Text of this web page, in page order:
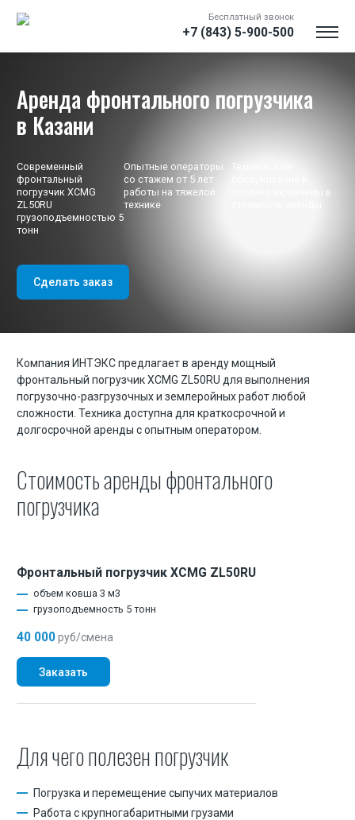
Бесплатный звонок
+7 (843) 5-900-500
Вакансии
Логист
Инженер сметчик
Машинист экскаватора на гидравлических ножницах
Скачать презентацию (в ПДФ)
Допуск СРО и лицензии
Демонтаж элеваторов
Демонтаж силосных башен
Демонтаж монолитных конструкций
Демонтаж фундамента
Демонтаж внутри зданий мини-техникой
Демонтаж ангаров
Демонтаж резервуаров
Аренда фронтального погрузчика
в Казани
Современный
фронтальный
погрузчик XCMG
ZL50RU
грузоподъемностью 5
тонн
Опытные операторы
со стажем от 5 лет
работы на тяжелой
технике
Техническое
топливо включены в
Сделать заказ
Компания ИНТЭКС предлагает в аренду мощный
фронтальный погрузчик XCMG ZL50RU для выполнения
погрузочно-разгрузочных и землеройных работ любой
сложности. Техника доступна для краткосрочной и
долгосрочной аренды с опытным оператором.
Стоимость аренды фронтального
погрузчика
Фронтальный погрузчик XCMG ZL50RU
объем ковша 3 м3
грузоподъемность 5 тонн
40 000руб/смена
Заказать
Для чего полезен погрузчик
Погрузка и перемещение сыпучих материалов
Работа с крупногабаритными грузами